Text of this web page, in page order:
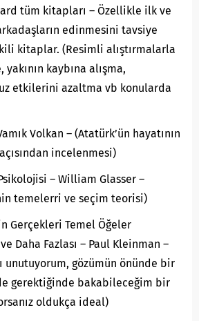
tüm kitapları – Özellikle ilk ve
edinmesini tavsiye
kitaplar. (Resimli alıştırmalarla
kaybına alışma,
etkilerini azaltma vb konularda
Volkan – (Atatürk’ün hayatının
incelenmesi)
– William Glasser –
temelerri ve seçim teorisi)
Gerçekleri Temel Öğeler
Daha Fazlası – Paul Kleinman –
unutuyorum, gözümün önünde bir
gerektiğinde bakabileceğim bir
oldukça ideal)